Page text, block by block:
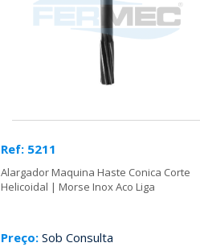
Ref: 5211
Alargador Maquina Haste Conica Corte
Helicoidal | Morse Inox Aco Liga
Preço: Sob Consulta